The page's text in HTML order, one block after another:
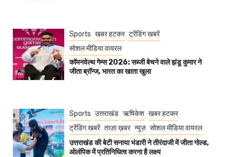
Sports खबर हटकर ट्रेंडिंग खबरें
सोशल मीडिया वायरल
कॉमनवेल्थ गेम्स 2026: सब्जी बेचने वाले झंडू कुमार ने
जीता ब्रॉन्ज, भारत का खाता खुला
Sports उत्तराखंड ऋषिकेश खबर हटकर
ट्रेंडिंग खबरें ताज़ा ख़बर न्यूज़ सोशल मीडिया वायरल
उत्तराखंड की बेटी सनाया भंडारी ने तीरंदाजी में जीता गोल्ड,
ओलंपिक में प्रतिनिधित्व करना है लक्ष्य